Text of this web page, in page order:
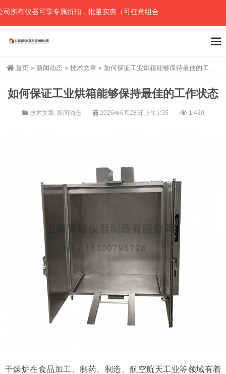
仪器可享专属折扣，批量实惠（可任意组合），详情请直接联系官网
首页 » 新闻动态 » 技术文章 » 如何保证工业烘箱能够保持最佳的工作状态
如何保证工业烘箱能够保持最佳的工作状态
技术文章, 新闻动态 2026年6月28日 上午1:55 1,420
干燥炉在食品加工、制药、制造、航空航天工业等领域有着